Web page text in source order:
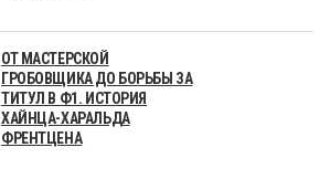
ОТ МАСТЕРСКОЙ
ГРОБОВЩИКА ДО БОРЬБЫ ЗА
ТИТУЛ В Ф1. ИСТОРИЯ
ХАЙНЦА-ХАРАЛЬДА
ФРЕНТЦЕНА